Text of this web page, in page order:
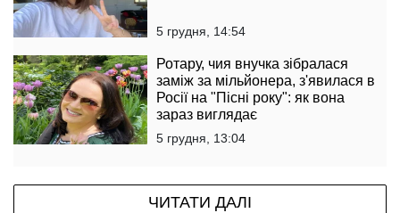
5 грудня, 14:54
Ротару, чия внучка зібралася
заміж за мільйонера, з'явилася в
Росії на "Пісні року": як вона
зараз виглядає
5 грудня, 13:04
ЧИТАТИ ДАЛІ